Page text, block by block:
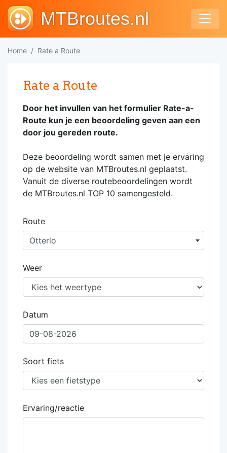
MTBroutes.nl
Home Rate a Route
Rate a Route
Door het invullen van het formulier Rate-a-
Route kun je een beoordeling geven aan een
door jou gereden route.
Deze beoordeling wordt samen met je ervaring
op de website van MTBroutes.nl geplaatst.
Vanuit de diverse routebeoordelingen wordt
de MTBroutes.nl TOP 10 samengesteld.
Route
Otterlo
Weer
Datum
Soort fiets
Ervaring/reactie